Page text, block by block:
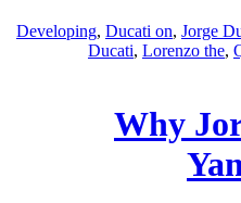
Developing, Ducati on, Jorge
Ducati, Lorenzo the,
Why